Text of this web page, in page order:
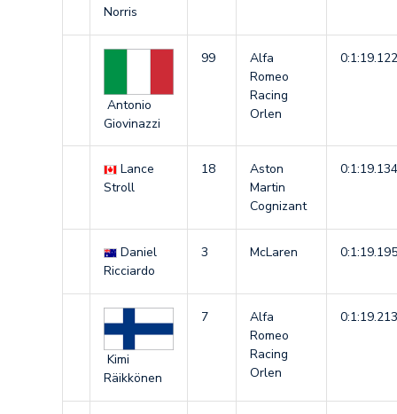
Norris
Antonio
Giovinazzi
99
Alfa
Romeo
Racing
Orlen
0:1:19.122
Lance
Stroll
18
Aston
Martin
Cognizant
0:1:19.134
Daniel
Ricciardo
3 McLaren 0:1:19.195
Kimi
Räikkönen
7
Alfa
Romeo
Racing
Orlen
0:1:19.213